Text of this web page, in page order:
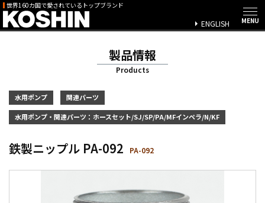
世界160カ国で愛されているトップブランド
ENGLISH
製品情報
Products
水用ポンプ 関連パーツ
水用ポンプ・関連パーツ：ホースセット/SJ/SP/PA/MFインペラ/N/KF
鉄製ニップル PA-092 PA-092